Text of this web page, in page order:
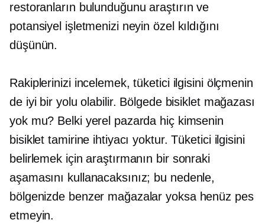
restoranların bulunduğunu araştırın ve
potansiyel işletmenizi neyin özel kıldığını
düşünün.
Rakiplerinizi incelemek, tüketici ilgisini ölçmenin
de iyi bir yolu olabilir. Bölgede bisiklet mağazası
yok mu? Belki yerel pazarda hiç kimsenin
bisiklet tamirine ihtiyacı yoktur. Tüketici ilgisini
belirlemek için araştırmanın bir sonraki
aşamasını kullanacaksınız; bu nedenle,
bölgenizde benzer mağazalar yoksa henüz pes
etmeyin.